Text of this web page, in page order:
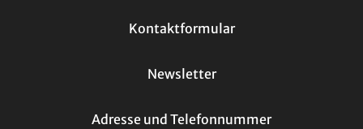
Kontaktformular
Newsletter
Adresse und Telefonnummer